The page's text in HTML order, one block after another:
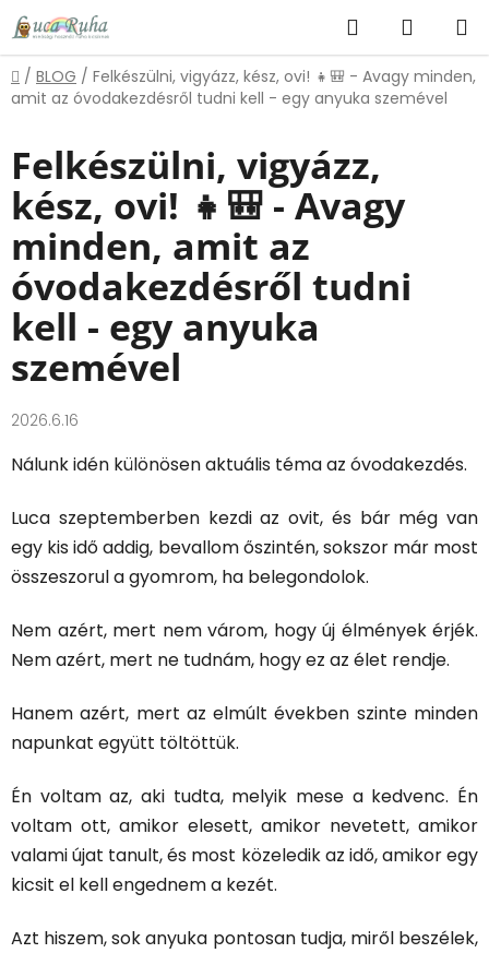
Ugrás
fő
tartalomhoz
KeresésKOSÁR
Kezdőlap
/ BLOG / Felkészülni, vigyázz, kész, ovi! 👧🎒 - Avagy minden,
amit az óvodakezdésről tudni kell - egy anyuka szemével
Felkészülni, vigyázz,
kész, ovi! 👧🎒 - Avagy
minden, amit az
óvodakezdésről tudni
kell - egy anyuka
szemével
2026.6.16
Nálunk idén különösen aktuális téma az óvodakezdés.
Luca szeptemberben kezdi az ovit, és bár még van
egy kis idő addig, bevallom őszintén, sokszor már most
összeszorul a gyomrom, ha belegondolok.
Nem azért, mert nem várom, hogy új élmények érjék.
Nem azért, mert ne tudnám, hogy ez az élet rendje.
Hanem azért, mert az elmúlt években szinte minden
napunkat együtt töltöttük.
Én voltam az, aki tudta, melyik mese a kedvenc. Én
voltam ott, amikor elesett, amikor nevetett, amikor
valami újat tanult, és most közeledik az idő, amikor egy
kicsit el kell engednem a kezét.
Azt hiszem, sok anyuka pontosan tudja, miről beszélek,